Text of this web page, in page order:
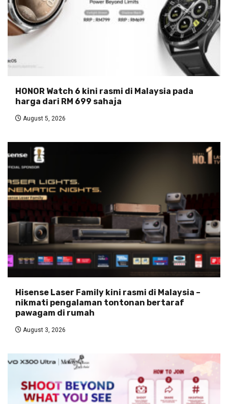
HONOR Watch 6 kini rasmi di Malaysia pada
harga dari RM 699 sahaja
August 5, 2026
Hisense Laser Family kini rasmi di Malaysia –
nikmati pengalaman tontonan bertaraf
pawagam di rumah
August 3, 2026